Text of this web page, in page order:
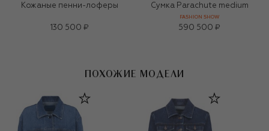
Кожаные пенни-лоферы
130 500 ₽
Сумка Parachute medium
FASHION SHOW
590 500 ₽
ПОХОЖИЕ МОДЕЛИ